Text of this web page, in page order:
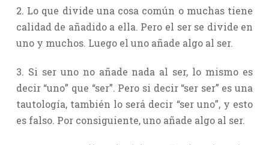
2. Lo que divide una cosa común o muchas tiene
calidad de añadido a ella. Pero el ser se divide en
uno y muchos. Luego el uno añade algo al ser.
3. Si ser uno no añade nada al ser, lo mismo es
decir “uno” que “ser”. Pero si decir “ser ser” es una
tautología, también lo será decir “ser uno”, y esto
es falso. Por consiguiente, uno añade algo al ser.